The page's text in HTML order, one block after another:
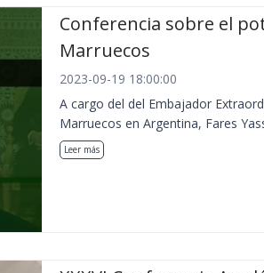
Conferencia sobre el
Marruecos
2023-09-19 18:00:00
A cargo del del Embajador
Marruecos en Argentina, Fares
Leer más